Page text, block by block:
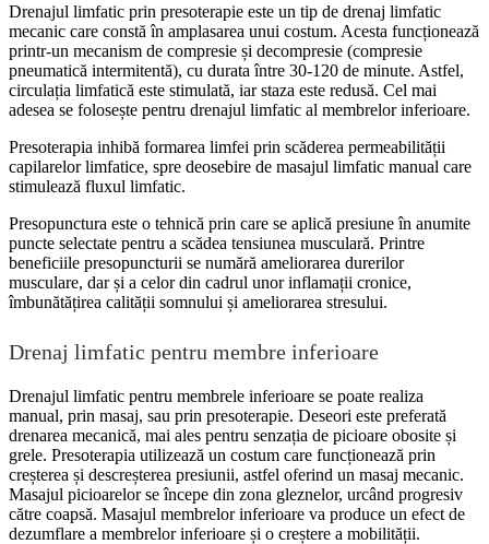
Drenajul limfatic prin presoterapie este un tip de drenaj limfatic
mecanic care constă în amplasarea unui costum. Acesta funcționează
printr-un mecanism de compresie și decompresie (compresie
pneumatică intermitentă), cu durata între 30-120 de minute. Astfel,
circulația limfatică este stimulată, iar staza este redusă. Cel mai
adesea se folosește pentru drenajul limfatic al membrelor inferioare.
Presoterapia inhibă formarea limfei prin scăderea permeabilității
capilarelor limfatice, spre deosebire de masajul limfatic manual care
stimulează fluxul limfatic.
Presopunctura este o tehnică prin care se aplică presiune în anumite
puncte selectate pentru a scădea tensiunea musculară. Printre
beneficiile presopuncturii se numără ameliorarea durerilor
musculare, dar și a celor din cadrul unor inflamații cronice,
îmbunătățirea calității somnului și ameliorarea stresului.
Drenaj limfatic pentru membre inferioare
Drenajul limfatic pentru membrele inferioare se poate realiza
manual, prin masaj, sau prin presoterapie. Deseori este preferată
drenarea mecanică, mai ales pentru senzația de picioare obosite și
grele. Presoterapia utilizează un costum care funcționează prin
creșterea și descreșterea presiunii, astfel oferind un masaj mecanic.
Masajul picioarelor se începe din zona gleznelor, urcând progresiv
către coapsă. Masajul membrelor inferioare va produce un efect de
dezumflare a membrelor inferioare și o creștere a mobilității.